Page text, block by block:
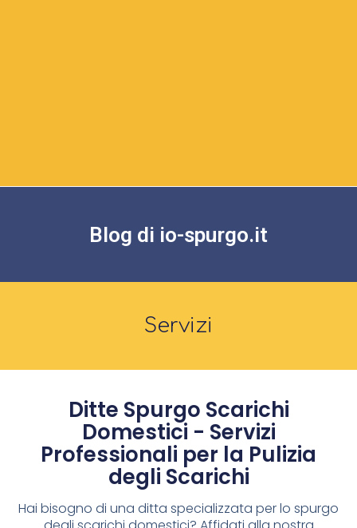
Blog di io-spurgo.it
Servizi
Ditte Spurgo Scarichi
Domestici - Servizi
Professionali per la Pulizia
degli Scarichi
Hai bisogno di una ditta specializzata per lo spurgo